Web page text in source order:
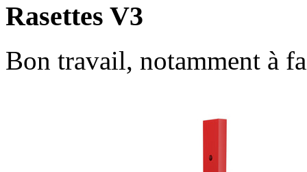
Rasettes V3
Bon travail, notamment à